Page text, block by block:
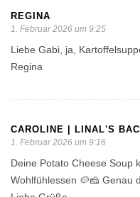
REGINA
1. Februar 2026 um 9:25
Liebe Gabi, ja,
Regina
CAROLINE | LINAL'S
1. Februar 2026 um 9:16
Deine Potato Cheese Soup
Wohlfühlessen 🥔🧀 Genau